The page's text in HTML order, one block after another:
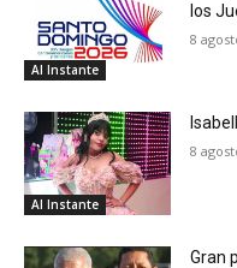
Al Instante
los
8
Al Instante
8
Gran